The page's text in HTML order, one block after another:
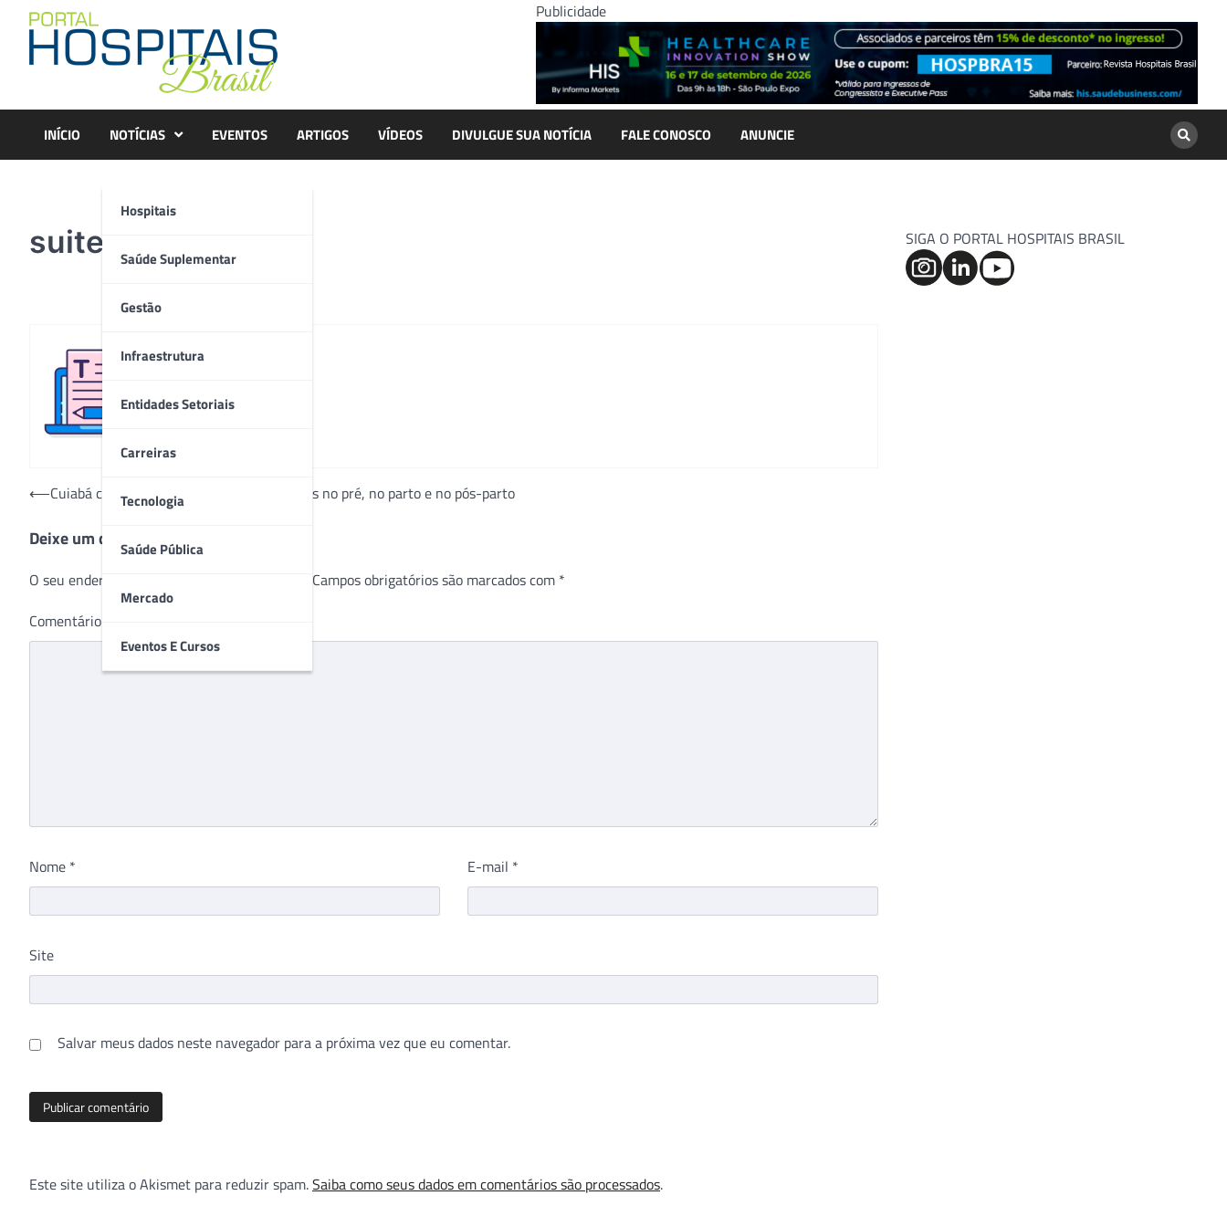
content
Publicidade
INÍCIO NOTÍCIAS
Hospitais
Saúde Suplementar
Gestão
Infraestrutura
Entidades Setoriais
Carreiras
Tecnologia
Saúde Pública
Mercado
Eventos E Cursos
EVENTOS ARTIGOS VÍDEOS DIVULGUE SUA NOTÍCIA FALE CONOSCO ANUNCIE
suite ppp _ HSR (2)
Navegação
Post
⟵Cuiabá conta com estrutura para gestantes no pré, no parto e no pós-parto
Deixe um comentário
O seu endereço de e-mail não será publicado. Campos obrigatórios são marcados com *
Comentário
Nome * E-mail *
Site
Salvar meus dados neste navegador para a próxima vez que eu comentar.
Este site utiliza o Akismet para reduzir spam.Saiba como seus dados em comentários são processados.
SIGA O PORTAL HOSPITAIS BRASIL